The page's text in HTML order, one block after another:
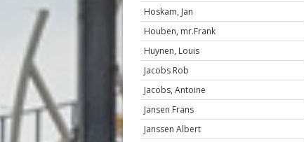
Hoskam, Jan
Houben, mr.Frank
Huynen, Louis
Jacobs Rob
Jacobs, Antoine
Jansen Frans
Janssen Albert